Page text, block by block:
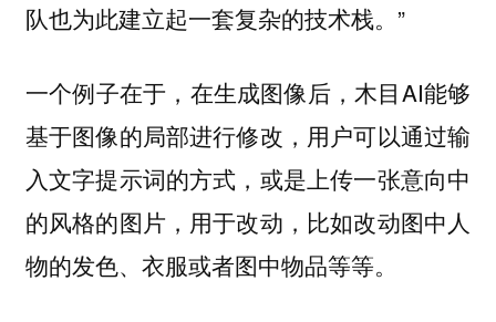
队也为此建立起一套复杂的技术栈。”
一个例子在于，在生成图像后，木目AI能够
基于图像的局部进行修改，用户可以通过输
入文字提示词的方式，或是上传一张意向中
的风格的图片，用于改动，比如改动图中人
物的发色、衣服或者图中物品等等。